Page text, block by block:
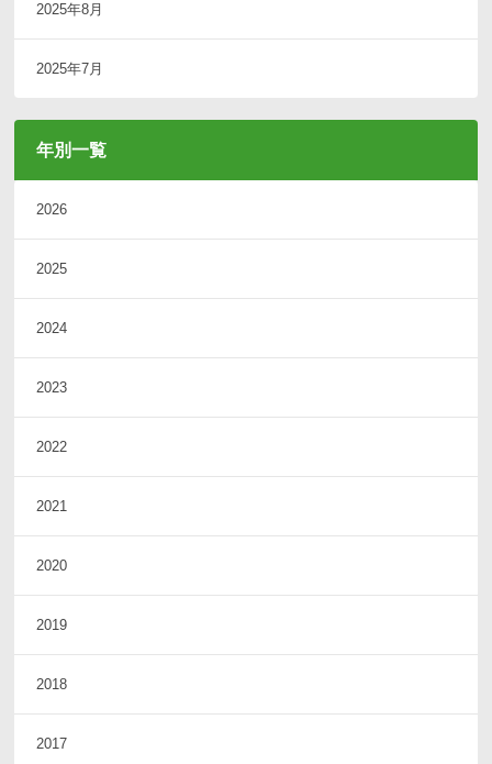
2025年8月
2025年7月
年別一覧
2026
2025
2024
2023
2022
2021
2020
2019
2018
2017